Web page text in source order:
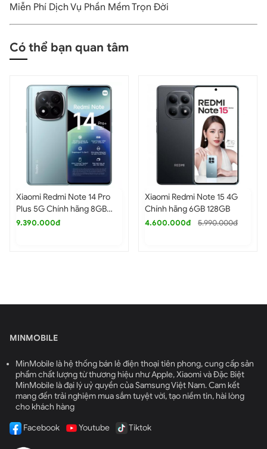
Miễn Phí Dịch Vụ Phần Mềm Trọn Đời
Có thể bạn quan tâm
Xiaomi Redmi Note 14 Pro
Plus 5G Chính hãng 8GB
256GB
9.390.000đ
Xiaomi Redmi Note 15 4G
Chính hãng 6GB 128GB
4.600.000đ
5.990.000đ
MINMOBILE
MinMobile là hệ thống bán lẻ điện thoại tiên phong, cung cấp sản
phẩm chất lượng từ thương hiệu như Apple, Xiaomi và Đặc Biệt
MinMobile là đại lý uỷ quyền của Samsung Việt Nam. Cam kết
mang đến trải nghiệm mua sắm tuyệt vời, tạo niềm tin, hài lòng
cho khách hàng
Facebook Youtube Tiktok